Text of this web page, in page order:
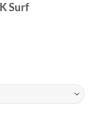
Surf